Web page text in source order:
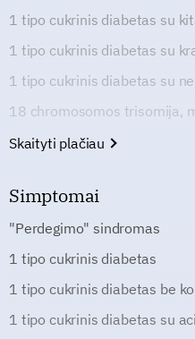
1 tipo cukrinis diabetas su
1 tipo cukrinis diabetas su
1 tipo cukrinis diabetas su
18 chromosomos trisomija,
Skaityti plačiau
Simptomai
"Perdegimo" sindromas
1 tipo cukrinis diabetas
1 tipo cukrinis diabetas be
1 tipo cukrinis diabetas su